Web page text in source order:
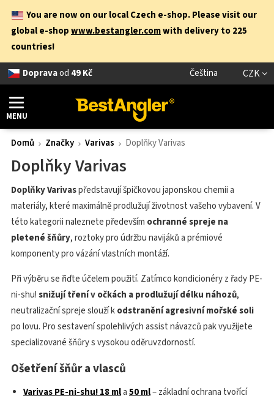
You are now on our local Czech e-shop. Please visit our
global e-shopwww.bestangler.comwith delivery to 225
countries!
Dopravaod 49 Kč Čeština CZK
MENU
Domů Značky Varivas Doplňky Varivas
Doplňky Varivas
Doplňky Varivaspředstavují špičkovou japonskou chemii a
materiály, které maximálně prodlužují životnost vašeho vybavení. V
této kategorii naleznete především ochranné spreje na
pletené šňůry, roztoky pro údržbu navijáků a prémiové
komponenty pro vázání vlastních montáží.
Při výběru se řiďte účelem použití. Zatímco kondicionéry z řady PE-
ni-shu!snižují tření v očkách a prodlužují délku náhozů,
neutralizační spreje slouží kodstranění agresivní mořské soli
po lovu. Pro sestavení spolehlivých assist návazců pak využijete
specializované šňůry s vysokou oděruvzdorností.
Ošetření šňůr a vlasců
Varivas PE-ni-shu! 18 mla50 ml– základní ochrana tvořící